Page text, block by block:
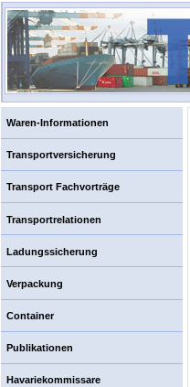
Waren-Informationen
Transportversicherung
Transport Fachvorträge
Transportrelationen
Ladungssicherung
Verpackung
Container
Publikationen
Havariekommissare